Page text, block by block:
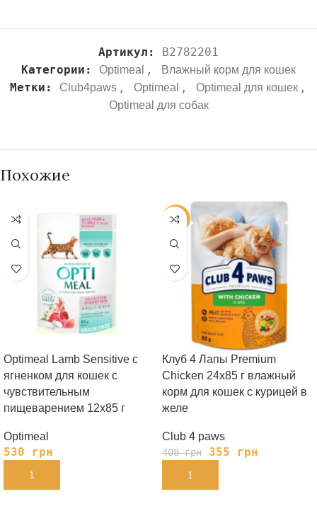
Артикул: B2782201
Категории:
Optimeal , Влажный корм для кошек
Метки: Club4paws , Optimeal , Optimeal для кошек ,
Optimeal для собак
Похожие
Optimeal Lamb Sensitive с
ягненком для кошек с
чувствительным
пищеварением 12х85 г
Optimeal
530 грн
В КОРЗИНУ
-13%
Клуб 4 Лапы Premium
Chicken 24х85 г влажный
корм для кошек с курицей в
желе
Club 4 paws
408грн 355 грн
В КОРЗИНУ